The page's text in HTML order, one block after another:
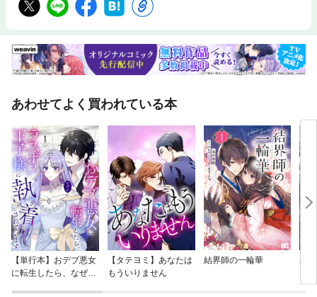
あわせてよく買われている本
【単行本】おデブ悪女
に転生したら、なぜか
【タテヨミ】あなたは
もういりません
結界師の一輪華
バ
今